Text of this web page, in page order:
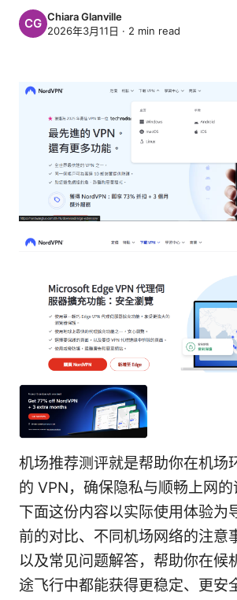
Chiara Glanville
2026年3月11日 · 2 min read
机场推荐测评就是帮助你在机场
的 VPN，确保隐私与顺畅上网的
下面这份内容以实际使用体验为
前的对比、不同机场网络的注意
以及常见问题解答，帮助你在候
途飞行中都能获得更稳定、更安